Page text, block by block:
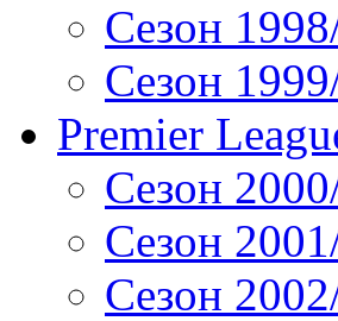
Сезон
Сезон
Premier
Сезон
Сезон
Сезон